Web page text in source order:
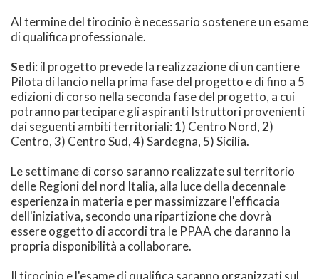
Al termine del tirocinio è necessario sostenere un esame
di qualifica professionale.
Sedi: il progetto prevede la realizzazione di un cantiere
Pilota di lancio nella prima fase del progetto e di fino a 5
edizioni di corso nella seconda fase del progetto, a cui
potranno partecipare gli aspiranti Istruttori provenienti
dai seguenti ambiti territoriali: 1) Centro Nord, 2)
Centro, 3) Centro Sud, 4) Sardegna, 5) Sicilia.
Le settimane di corso saranno realizzate sul territorio
delle Regioni del nord Italia, alla luce della decennale
esperienza in materia e per massimizzare l'efficacia
dell'iniziativa, secondo una ripartizione che dovrà
essere oggetto di accordi tra le PPAA che daranno la
propria disponibilità a collaborare.
Il tirocinio e l'esame di qualifica saranno organizzati sul